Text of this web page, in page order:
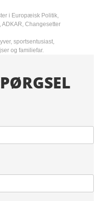
i Europæisk Politik,
ADKAR, Changesetter
sportsentusiast,
og familiefar.